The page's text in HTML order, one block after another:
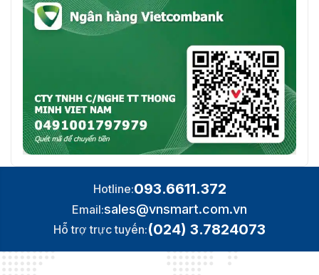
Hotline:093.6611.372
Email:sales@vnsmart.com.vn
Hỗ trợ trực tuyến:(024) 3.7824073